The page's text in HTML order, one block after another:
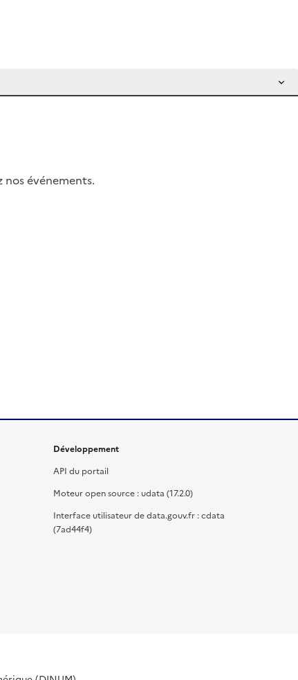
événements.
Développement
API du portail
Moteur open source : udata (17.2.0)
Interface utilisateur de data.gouv.fr : cdata
(7ad44f4)